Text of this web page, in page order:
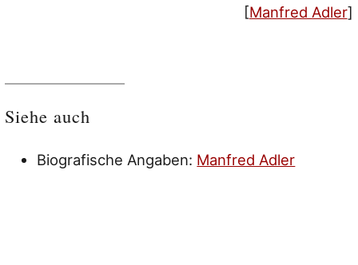
[Manfred Adler]
Siehe auch
Biografische Angaben: Manfred Adler